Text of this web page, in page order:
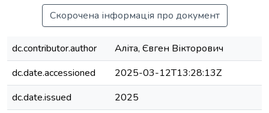
Скорочена інформація про документ
dc.contributor.author
Аліта, Євген Вікторович
dc.date.accessioned
2025-03-12T13:28:13Z
dc.date.issued
2025